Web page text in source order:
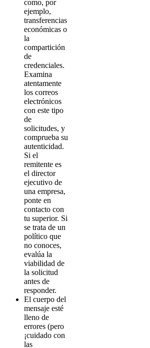
como, por
ejemplo,
transferencias
económicas o
la
compartición
de
credenciales.
Examina
atentamente
los correos
electrónicos
con este tipo
de
solicitudes, y
comprueba su
autenticidad.
Si el
remitente es
el director
ejecutivo de
una empresa,
ponte en
contacto con
tu superior. Si
se trata de un
político que
no conoces,
evalúa la
viabilidad de
la solicitud
antes de
responder.
El cuerpo del
mensaje esté
lleno de
errores (pero
¡cuidado con
las